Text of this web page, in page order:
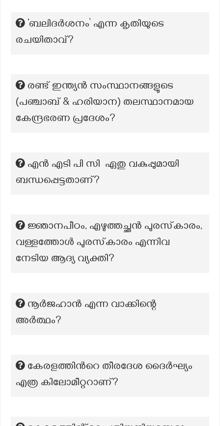
‘ബലിദർശനം’ എന്ന കൃതിയുടെ
രചയിതാവ്?
രണ്ട് ഇന്ത്യൻ സംസ്ഥാനങ്ങളുടെ
(പഞ്ചാബ് & ഹരിയാന) തലസ്ഥാനമായ
കേന്ദ്രഭരണ പ്രദേശം?
എൻ എടി പി സി ഏതു വകുപ്പുമായി
ബന്ധപ്പെട്ടതാണ്?
ജ്ഞാനപീഠം, എഴുത്തച്ഛൻ പുരസ്‌കാരം,
വള്ളത്തോൾ പുരസ്‌കാരം എന്നിവ
നേടിയ ആദ്യ വ്യക്തി?
നൂർജഹാൻ എന്ന വാക്കിന്റെ
അർത്ഥം?
കേരളത്തിന്‍റെ തീരദേശ ദൈര്‍ഘ്യം
എത്ര കിലോമീറ്ററാണ്?